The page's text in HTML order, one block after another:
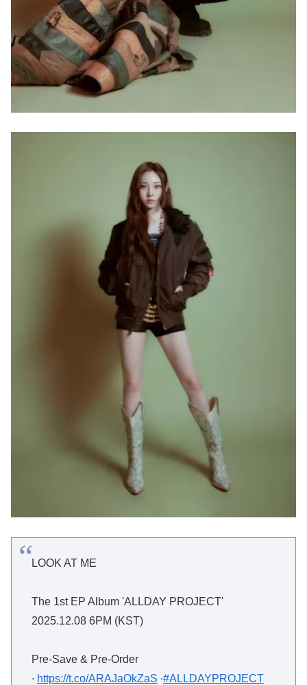
LOOK AT ME
The 1st EP Album 'ALLDAY PROJECT'
2025.12.08 6PM (KST)
Pre-Save & Pre-Order
∙ https://t.co/ARAJaOkZaS ∙#ALLDAYPROJECT